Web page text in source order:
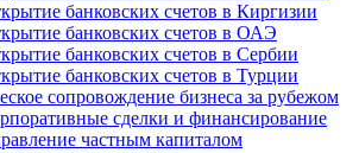
банковских счетов в Киргизии
банковских счетов в ОАЭ
банковских счетов в Сербии
банковских счетов в Турции
сопровождение бизнеса за рубежом
сделки и финансирование
частным капиталом